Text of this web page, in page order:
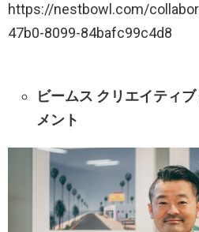
https://nestbowl.com/
47b0-8099-84bafc99c4d8
ビームス クリエイティ
メント